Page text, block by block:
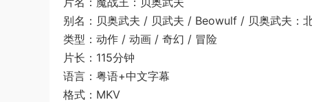
别名：贝奥武夫 / 贝武夫 / Beowulf / 贝奥武夫：
类型：动作 / 动画 / 奇幻 / 冒险
片长：115分钟
语言：粤语+中文字幕
格式：MKV